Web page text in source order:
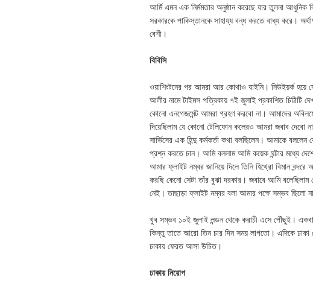
আর্মি এমন এক নির্মমতার অনুষ্ঠান করেছে যার তুলনা আধুনিক
সরকারকে পাকিস্তানকে সাহায্য বন্ধ করতে বাধ্য করে।
বেশী।
বিবিসি
ওয়াশিংটনের পর আমরা আর কোথাও যাইনি। নিউইয়র্ক হয়ে
আলীর নামে টাইমস পত্রিকায় ৭ই জুলাই প্রকাশিত চিঠিটি
কোনো এনগেজমেন্ট আমরা গ্রহণ করবো না। আমাদের
দিয়েছিলাম যে কোনো টেলিফোন কলেরও আমরা জবাব দেবো
সার্ভিসের এক হিন্দু কর্মকর্তা কথা বলছিলেন। আমাকে
প্রশ্ন করতে চান। আমি বললাম আমি কয়েক ঘন্টার মধ্যে
আমার ফ্লাইট নম্বর জানিয়ে দিলে তিনি হিথ্রো বিমান
করছি কেনো সেটা তাঁর বুঝা দরকার। জবাবে আমি
নেই। তাছাড়া ফ্লাইট নম্বর বলা আমার পক্ষে সম্ভব ছিলো
খুব সম্ভব ১০ই জুলাই লন্ডন থেকে করাচী এসে পৌঁছুই।
কিন্তু তাতে আরো তিন চার দিন সময় লাগতো। এদিকে
ঢাকায় ফেরত আসা উচিত।
ঢাকায় নিয়োগ